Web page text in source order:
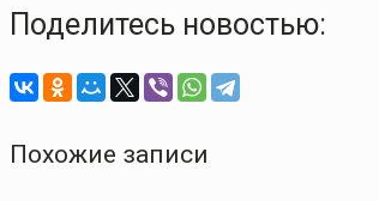
Поделитесь новостью:
Похожие записи